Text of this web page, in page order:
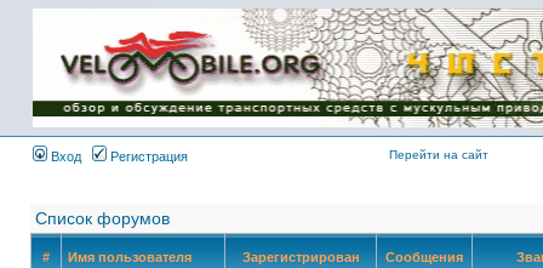
Имя пользователя:
Пароль:
{ LOG_ME_IN_SHORT
}
Вход
Регистрация Перейти на сайт
Список форумов
# Имя пользователя Зарегистрирован Сообщения